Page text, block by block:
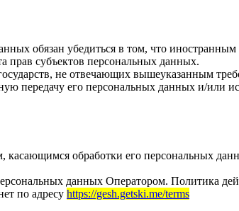
обязан убедиться в том, что
прав субъектов персональных данных.
не отвечающих вышеуказанным
передачу его персональных данных и/или
обработки его персональных
данных Оператором. Политика
по адресу https://gesh.getski.me/terms